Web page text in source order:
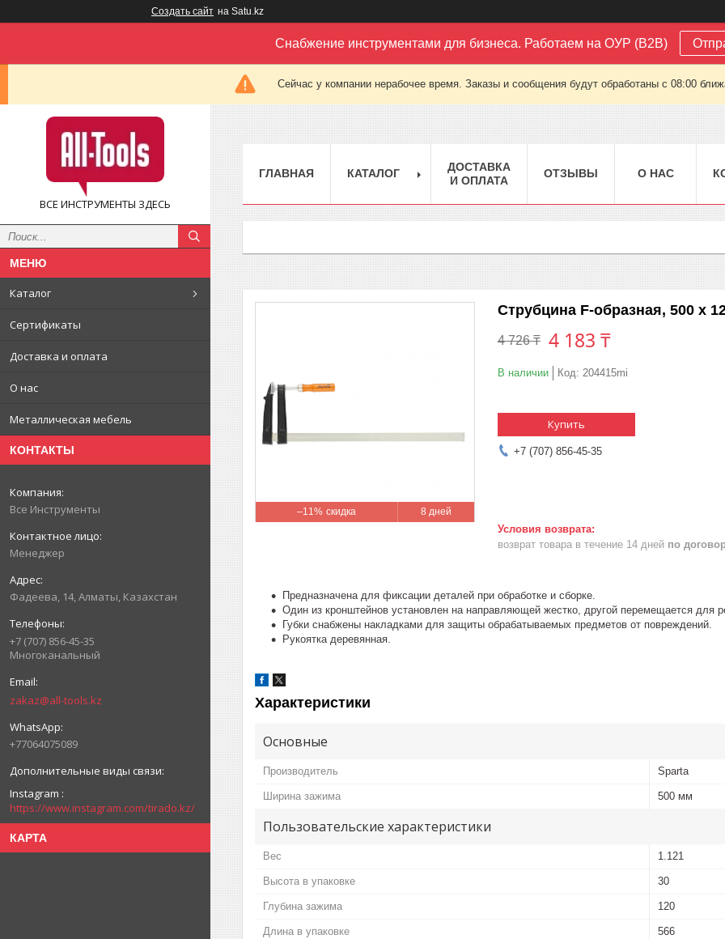
Создать сайт на Satu.kz
Снабжение инструментами для бизнеса. Работаем на ОУР (B2B)
Сейчас у компании нерабочее время. Заказы и сообщения будут обработаны с 08:00
ВСЕ ИНСТРУМЕНТЫ ЗДЕСЬ
Каталог
Сертификаты
Доставка и оплата
О нас
Металлическая мебель
КОНТАКТЫ
Все Инструменты
Менеджер
Фадеева, 14, Алматы, Казахстан
+7 (707) 856-45-35
Многоканальный
zakaz@all-tools.kz
+77064075089
Instagram
https://www.instagram.com/tirado.kz/
КАРТА
ГЛАВНАЯ КАТАЛОГ
ДОСТАВКА
И ОПЛАТА
ОТЗЫВЫ О НАС
–11% 8 дней
Струбцина F-образная, 500 х
4 726 ₸ 4 183 ₸
В наличии Код: 204415mi
Купить
+7 (707) 856-45-35
возврат товара в течение 14 дней по
Предназначена для фиксации деталей при обработке и сборке.
Один из кронштейнов установлен на направляющей жестко, другой перемещается для
Губки снабжены накладками для защиты обрабатываемых предметов от повреждений.
Рукоятка деревянная.
Характеристики
Основные
Производитель Sparta
Ширина зажима 500 мм
Пользовательские характеристики
Вес 1.121
Высота в упаковке 30
Глубина зажима 120
Длина в упаковке 566